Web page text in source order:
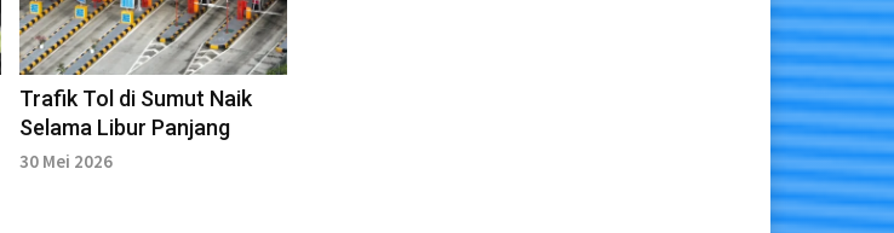
Trafik Tol di Sumut Naik
Selama Libur Panjang
30 Mei 2026